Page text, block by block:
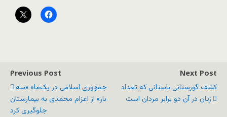
Previous Post
جمهوری اسلامی در یک‌ماه «سه
بار» از اعزام محمدی به بیمارستان
جلوگیری کرد
Next Post
کشف گورستانی باستانی که تعداد
زنان در آن دو برابر مردان است